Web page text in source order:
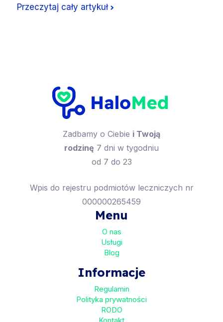
Przeczytaj cały artykuł
Zadbamy o Ciebie i Twoją
rodzinę 7 dni w tygodniu
od 7 do 23
Wpis do rejestru podmiotów leczniczych nr
000000265459
Menu
O nas
Usługi
Blog
Informacje
Regulamin
Polityka prywatności
RODO
Kontakt